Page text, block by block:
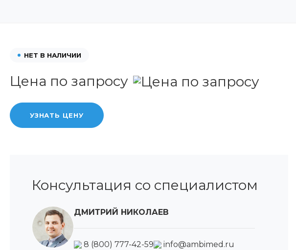
НЕТ В НАЛИЧИИ
Цена по запросу
УЗНАТЬ ЦЕНУ
Консультация со специалистом
ДМИТРИЙ НИКОЛАЕВ
8 (800) 777-42-59 info@ambimed.ru